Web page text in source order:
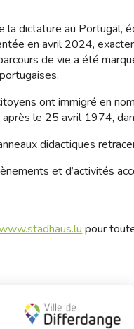
la dictature au Portugal,
en avril 2024,
de vie a été
ont immigré en
le 25 avril 1974,
didactiques
et d’activités
pour